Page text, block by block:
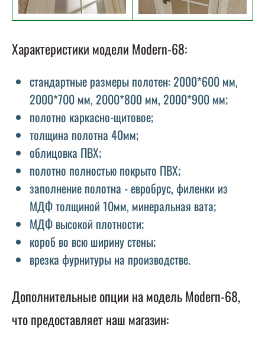
Характеристики модели Modern-68:
стандартные размеры полотен: 2000*600 мм,
2000*700 мм, 2000*800 мм, 2000*900 мм;
полотно каркасно-щитовое;
толщина полотна 40мм;
облицовка ПВХ;
полотно полностью покрыто ПВХ;
заполнение полотна - евробрус, филенки из
МДФ толщиной 10мм, минеральная вата;
МДФ высокой плотности;
короб во всю ширину стены;
врезка фурнитуры на производстве.
Дополнительные опции на модель Modern-68,
что предоставляет наш магазин: